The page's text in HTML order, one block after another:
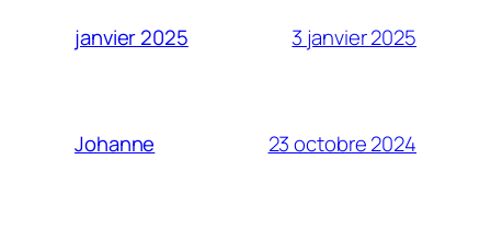
janvier 2025 3 janvier 2025
Johanne 23 octobre 2024